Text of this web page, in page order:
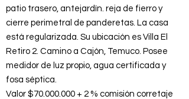
patio trasero, antejardín. reja de fierro y
cierre perimetral de panderetas. La casa
está regularizada. Su ubicación es Villa El
Retiro 2. Camino a Cajón, Temuco. Posee
medidor de luz propio, agua certificada y
fosa séptica.
Valor $70.000.000 + 2 % comisión corretaje